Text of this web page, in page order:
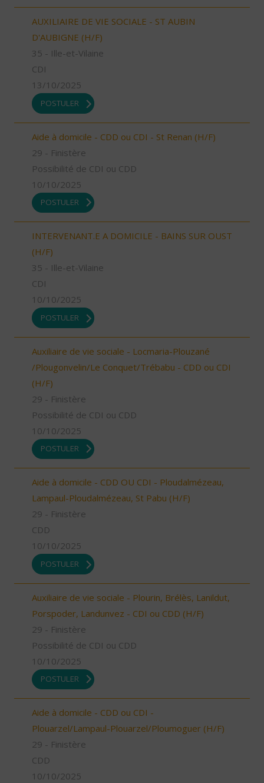
AUXILIAIRE DE VIE SOCIALE - ST AUBIN
D'AUBIGNE (H/F)
35 - Ille-et-Vilaine
CDI
13/10/2025
POSTULER
Aide à domicile - CDD ou CDI - St Renan (H/F)
29 - Finistère
Possibilité de CDI ou CDD
10/10/2025
POSTULER
INTERVENANT.E A DOMICILE - BAINS SUR OUST
(H/F)
35 - Ille-et-Vilaine
CDI
10/10/2025
POSTULER
Auxiliaire de vie sociale - Locmaria-Plouzané
/Plougonvelin/Le Conquet/Trébabu - CDD ou CDI
(H/F)
29 - Finistère
Possibilité de CDI ou CDD
10/10/2025
POSTULER
Aide à domicile - CDD OU CDI - Ploudalmézeau,
Lampaul-Ploudalmézeau, St Pabu (H/F)
29 - Finistère
CDD
10/10/2025
POSTULER
Auxiliaire de vie sociale - Plourin, Brélès, Lanildut,
Porspoder, Landunvez - CDI ou CDD (H/F)
29 - Finistère
Possibilité de CDI ou CDD
10/10/2025
POSTULER
Aide à domicile - CDD ou CDI -
Plouarzel/Lampaul-Plouarzel/Ploumoguer (H/F)
29 - Finistère
CDD
10/10/2025